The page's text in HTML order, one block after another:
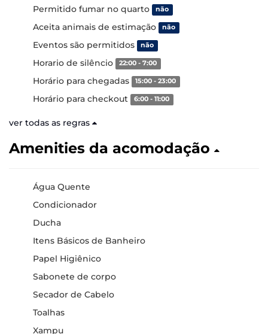
Permitido fumar no quarto não
Aceita animais de estimação não
Eventos são permitidos não
Horario de silêncio 22:00 - 7:00
Horário para chegadas 15:00 - 23:00
Horário para checkout 6:00 - 11:00
ver todas as regras
Amenities da acomodação
Água Quente
Condicionador
Ducha
Itens Básicos de Banheiro
Papel Higiênico
Sabonete de corpo
Secador de Cabelo
Toalhas
Xampu